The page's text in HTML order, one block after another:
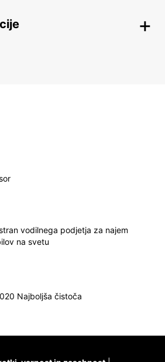
vodilnega podjetja za najem
na svetu
Najboljša čistoča